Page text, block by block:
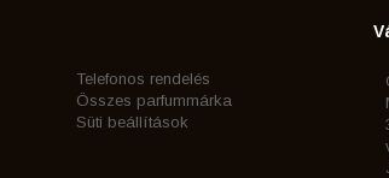
Telefonos rendelés
Összes parfummárka
Süti beállítások